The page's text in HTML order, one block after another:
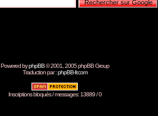
Powered byphpBB© 2001, 2005 phpBB Group
Traduction par :phpBB-fr.com
Inscriptions bloqués / messages: 13889 / 0